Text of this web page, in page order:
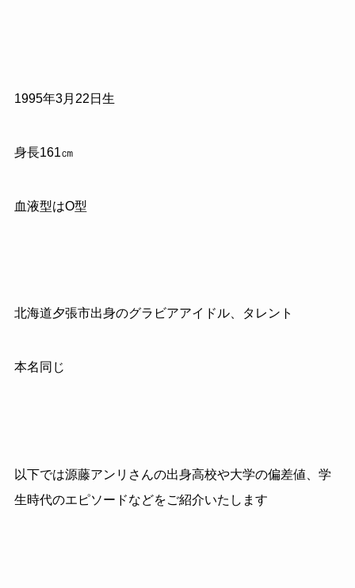
1995年3月22日生
身長161㎝
血液型はO型
北海道夕張市出身のグラビアアイドル、タレント
本名同じ
以下では源藤アンリさんの出身高校や大学の偏差値、学
生時代のエピソードなどをご紹介いたします